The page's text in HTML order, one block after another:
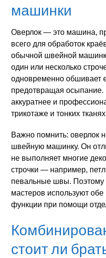
машинки
Оверлок — это машина,
всего для обработок
обычной швейной
один или несколько
одновременно обшивает
предотвращая осыпание.
аккуратнее и
трикотаже и тонких
Важно помнить: оверлок
швейную машинку. Он
не выполняет многие
строчки — например,
певальные швы.
мастеров используют
функции при помощи
стоит ли